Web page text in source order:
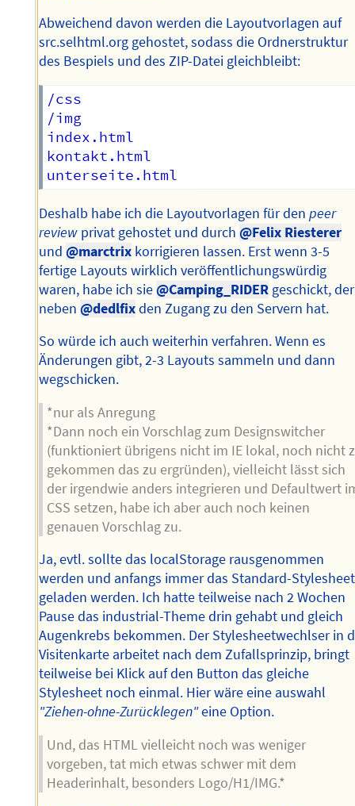
Abweichend davon werden die Layoutvorlagen auf
src.selhtml.org gehostet, sodass die Ordnerstruktur
des Bespiels und des ZIP-Datei gleichbleibt:
/css
/img
index.html
kontakt.html
Deshalb habe ich die Layoutvorlagen für denpeer
review privat gehostet und durch@Felix Riesterer
und@marctrix korrigieren lassen. Erst wenn 3-5
fertige Layouts wirklich veröffentlichungswürdig
waren, habe ich sie@Camping_RIDER geschickt, der
neben@dedlfixden Zugang zu den Servern hat.
So würde ich auch weiterhin verfahren. Wenn es
Änderungen gibt, 2-3 Layouts sammeln und dann
wegschicken.
*nur als Anregung
*Dann noch ein Vorschlag zum Designswitcher
(funktioniert übrigens nicht im IE lokal, noch nicht
gekommen das zu ergründen), vielleicht lässt sich
der irgendwie anders integrieren und Defaultwert
CSS setzen, habe ich aber auch noch keinen
genauen Vorschlag zu.
Ja, evtl. sollte das localStorage rausgenommen
werden und anfangs immer das Standard-Stylesheet
geladen werden. Ich hatte teilweise nach 2 Wochen
Pause das industrial-Theme drin gehabt und gleich
Augenkrebs bekommen. Der Stylesheetwechlser in
Visitenkarte arbeitet nach dem Zufallsprinzip, bringt
teilweise bei Klick auf den Button das gleiche
Stylesheet noch einmal. Hier wäre eine auswahl
"Ziehen-ohne-Zurücklegen"eine Option.
Und, das HTML vielleicht noch was weniger
vorgeben, tat mich etwas schwer mit dem
Headerinhalt, besonders Logo/H1/IMG.*